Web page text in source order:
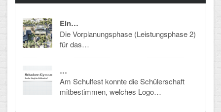
Ein…
Die Vorplanungsphase (Leistungsphase 2)
für das…
…
Am Schulfest konnte die Schülerschaft
mitbestimmen, welches Logo…